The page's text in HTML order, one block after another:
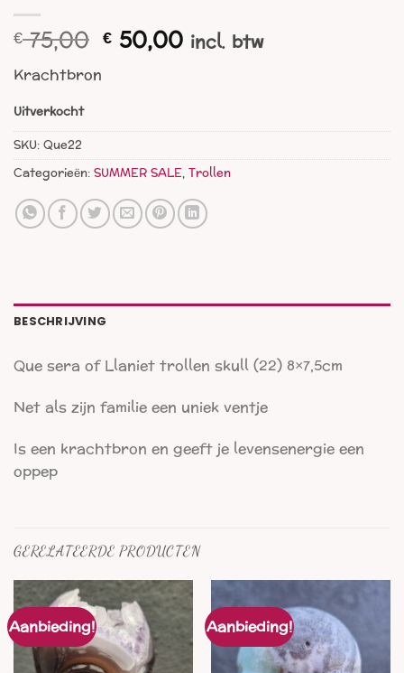
€75,00 Oorspronkelijke
prijs
€ 50,00Huidige
prijs
incl. btw
Krachtbron
Uitverkocht
SKU:Que22
Categorieën:SUMMER SALE,Trollen
BESCHRIJVING
Que sera of Llaniet trollen skull (22) 8×7,5cm
Net als zijn familie een uniek ventje
Is een krachtbron en geeft je levensenergie een
oppep
GERELATEERDE PRODUCTEN
Aanbieding! Aanbieding!